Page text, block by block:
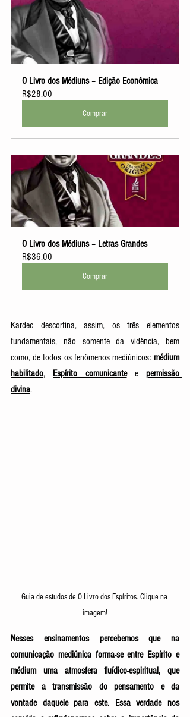
O Livro dos Médiuns – Edição Econômica
R$28.00
Comprar
O Livro dos Médiuns – Letras Grandes
R$36.00
Comprar
Kardec descortina, assim, os três elementos
fundamentais, não somente da vidência, bem
como, de todos os fenômenos mediúnicos: médium
habilitado, Espírito comunicante e permissão
divina.
Guia de estudos de O Livro dos Espíritos. Clique na
imagem!
Nesses ensinamentos percebemos que na
comunicação mediúnica forma-se entre Espírito e
médium uma atmosfera fluídico-espiritual, que
permite a transmissão do pensamento e da
vontade daquele para este. Essa verdade nos